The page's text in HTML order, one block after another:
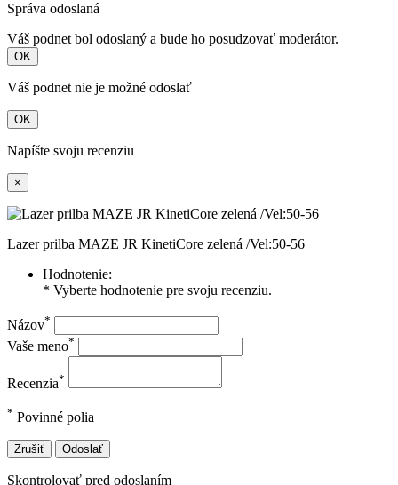
Správa odoslaná
Váš podnet bol odoslaný a bude ho posudzovať moderátor.
OK
Váš podnet nie je možné odoslať
OK
Napíšte svoju recenziu
×
Lazer prilba MAZE JR KinetiCore zelená /Vel:50-56
Hodnotenie:
* Vyberte hodnotenie pre svoju recenziu.
Názov*
Vaše meno*
Recenzia*
* Povinné polia
Zrušiť Odoslať
Skontrolovať pred odoslaním